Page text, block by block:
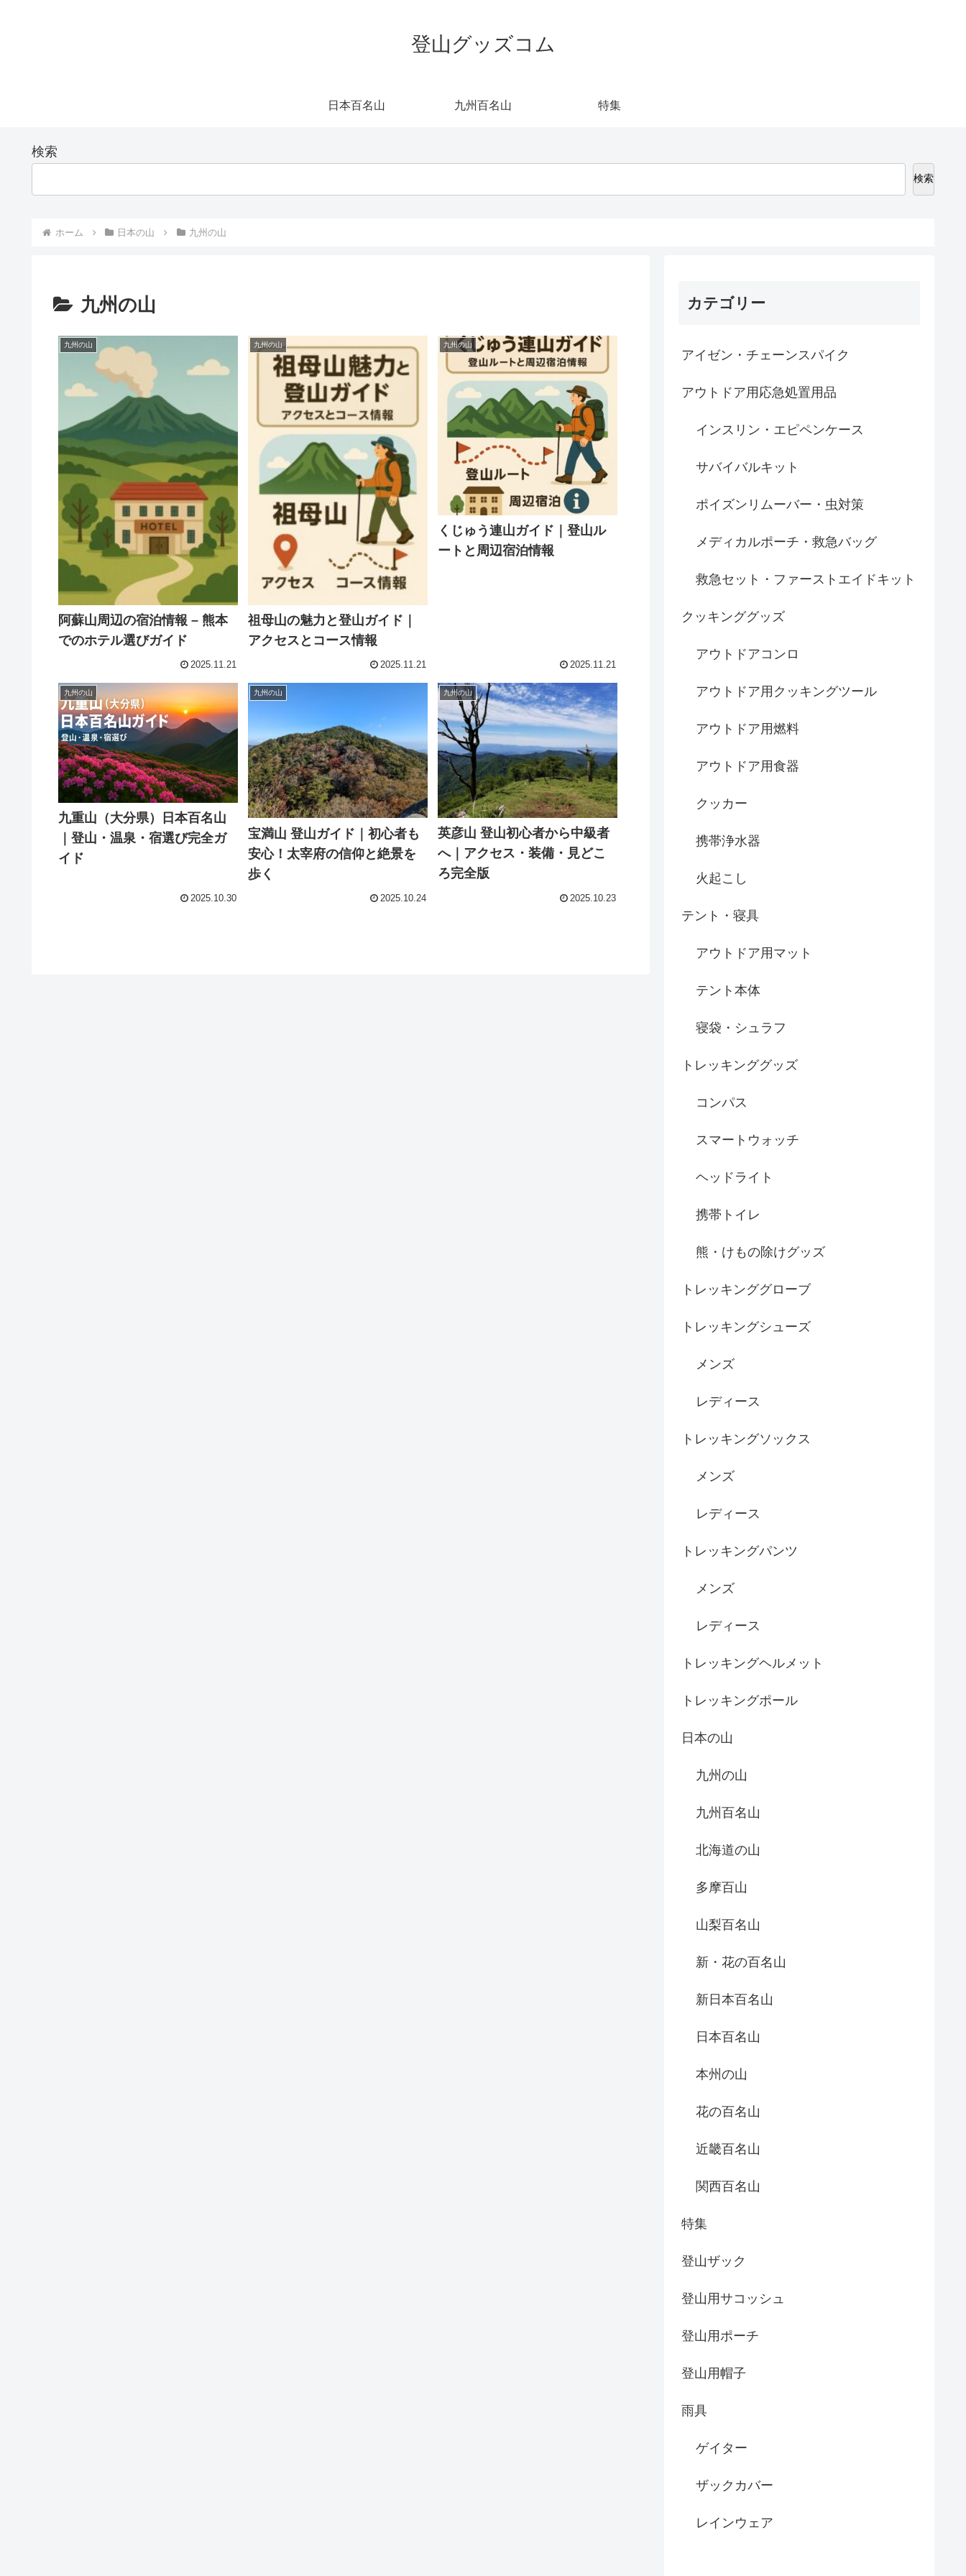
登山グッズコム
日本百名山 九州百名山 特集
検索
検索
ホーム 日本の山 九州の山
九州の山
九州の山
阿蘇山周辺の宿泊情報 – 熊本
でのホテル選びガイド
2025.11.21
九州の山
祖母山の魅力と登山ガイド｜
アクセスとコース情報
2025.11.21
九州の山
くじゅう連山ガイド｜登山ル
ートと周辺宿泊情報
2025.11.21
九州の山
九重山（大分県）日本百名山
｜登山・温泉・宿選び完全ガ
イド
2025.10.30
九州の山
宝満山 登山ガイド｜初心者も
安心！太宰府の信仰と絶景を
歩く
2025.10.24
九州の山
英彦山 登山初心者から中級者
へ｜アクセス・装備・見どこ
ろ完全版
2025.10.23
カテゴリー
アイゼン・チェーンスパイク
アウトドア用応急処置用品
インスリン・エピペンケース
サバイバルキット
ポイズンリムーバー・虫対策
メディカルポーチ・救急バッグ
救急セット・ファーストエイドキット
クッキンググッズ
アウトドアコンロ
アウトドア用クッキングツール
アウトドア用燃料
アウトドア用食器
クッカー
携帯浄水器
火起こし
テント・寝具
アウトドア用マット
テント本体
寝袋・シュラフ
トレッキンググッズ
コンパス
スマートウォッチ
ヘッドライト
携帯トイレ
熊・けもの除けグッズ
トレッキンググローブ
トレッキングシューズ
メンズ
レディース
トレッキングソックス
メンズ
レディース
トレッキングパンツ
メンズ
レディース
トレッキングヘルメット
トレッキングポール
日本の山
九州の山
九州百名山
北海道の山
多摩百山
山梨百名山
新・花の百名山
新日本百名山
日本百名山
本州の山
花の百名山
近畿百名山
関西百名山
特集
登山ザック
登山用サコッシュ
登山用ポーチ
登山用帽子
雨具
ゲイター
ザックカバー
レインウェア